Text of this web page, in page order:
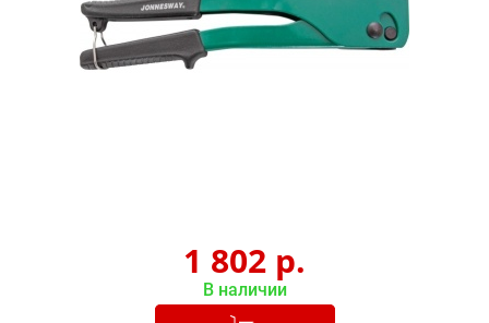
1 802 р.
В наличии
Добавлено в корзину